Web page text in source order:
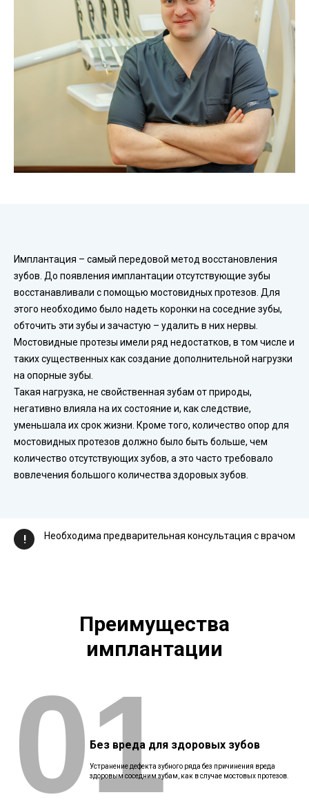
Имплантация – самый передовой метод восстановления
зубов. До появления имплантации отсутствующие зубы
восстанавливали с помощью мостовидных протезов. Для
этого необходимо было надеть коронки на соседние зубы,
обточить эти зубы и зачастую – удалить в них нервы.
Мостовидные протезы имели ряд недостатков, в том числе и
таких существенных как создание дополнительной нагрузки
на опорные зубы.
Такая нагрузка, не свойственная зубам от природы,
негативно влияла на их состояние и, как следствие,
уменьшала их срок жизни. Кроме того, количество опор для
мостовидных протезов должно было быть больше, чем
количество отсутствующих зубов, а это часто требовало
вовлечения большого количества здоровых зубов.
! Необходима предварительная консультация с врачом
Преимущества
имплантации
Без вреда для здоровых зубов
Устранение дефекта зубного ряда без причинения вреда
здоровым соседним зубам, как в случае мостовых протезов.
01